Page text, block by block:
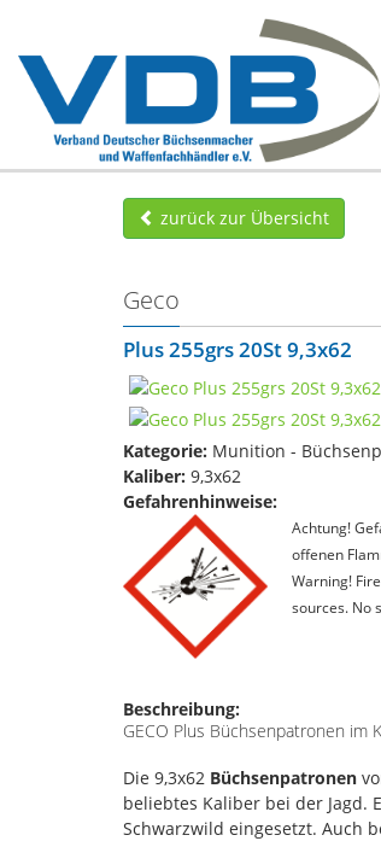
zurück zur Übersicht
Geco
Plus 255grs 20St 9,3x62
Kategorie: Munition -
Kaliber: 9,3x62
Gefahrenhinweise:
Achtung!
offenen
Warning!
sources. No
Beschreibung:
GECO Plus Büchsenpatronen im
Die 9,3x62 Büchsenpatronen
beliebtes Kaliber bei der Jagd.
Schwarzwild eingesetzt. Auch